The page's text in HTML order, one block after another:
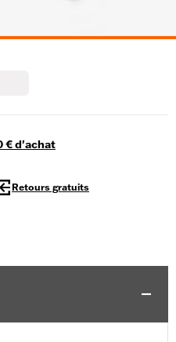
€ d'achat
Retours gratuits